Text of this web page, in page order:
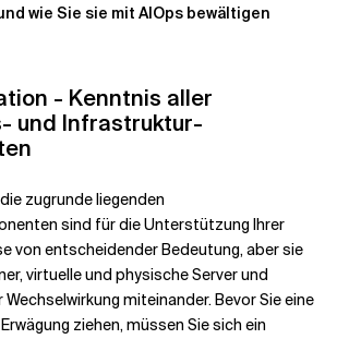
wie Sie sie mit AIOps bewältigen
- Kenntnis aller
und Infrastruktur-
zugrunde liegenden
sind für die Unterstützung Ihrer
von entscheidender Bedeutung, aber sie
virtuelle und physische Server und
miteinander. Bevor Sie eine
ziehen, müssen Sie sich ein